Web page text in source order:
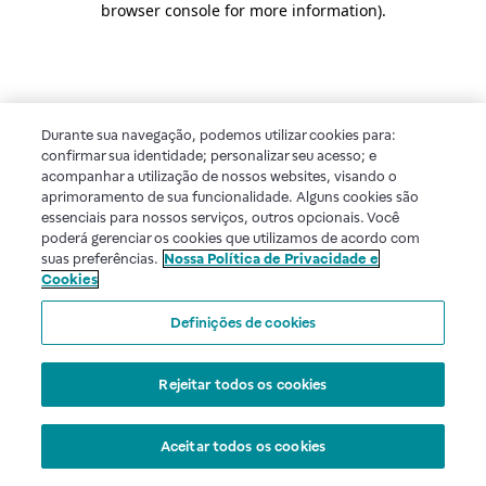
browser console for more information).
Durante sua navegação, podemos utilizar cookies para:
confirmar sua identidade; personalizar seu acesso; e
acompanhar a utilização de nossos websites, visando o
aprimoramento de sua funcionalidade. Alguns cookies são
essenciais para nossos serviços, outros opcionais. Você
poderá gerenciar os cookies que utilizamos de acordo com
suas preferências. Nossa Política de Privacidade e
Cookies
Definições de cookies
Rejeitar todos os cookies
Aceitar todos os cookies